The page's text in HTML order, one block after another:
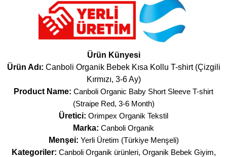
Ürün Künyesi
Ürün Adı: Canboli Organik Bebek Kısa Kollu T-shirt (Çizgili
Kırmızı, 3-6 Ay)
Product Name: Canboli Organic Baby Short Sleeve T-shirt
(Straipe Red, 3-6 Month)
Üretici: Orimpex Organik Tekstil
Marka: Canboli Organik
Menşei: Yerli Üretim (Türkiye Menşeli)
Kategoriler: Canboli Organik ürünleri, Organik Bebek Giyim,